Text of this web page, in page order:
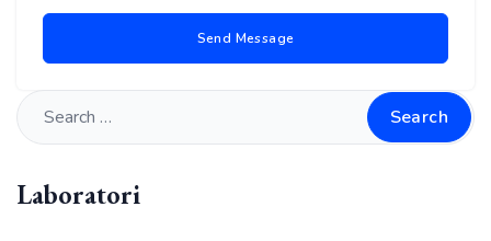
Search
Laboratori